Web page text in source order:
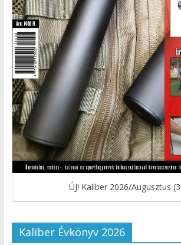
ÚJ! Kaliber 2026/Augusztus
Kaliber Évkönyv 2026